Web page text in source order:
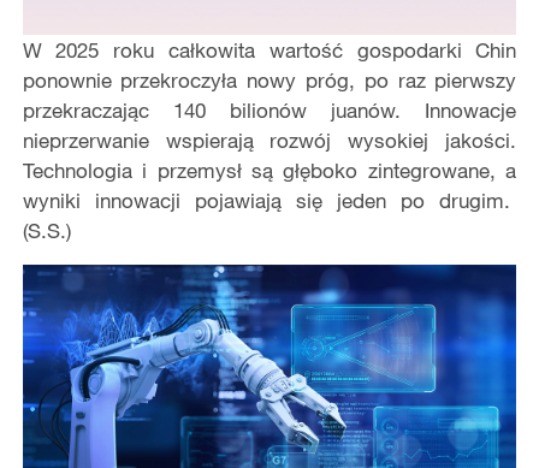
W 2025 roku całkowita wartość gospodarki Chin
ponownie przekroczyła nowy próg, po raz pierwszy
przekraczając 140 bilionów juanów. Innowacje
nieprzerwanie wspierają rozwój wysokiej jakości.
Technologia i przemysł są głęboko zintegrowane, a
wyniki innowacji pojawiają się jeden po drugim.
(S.S.)